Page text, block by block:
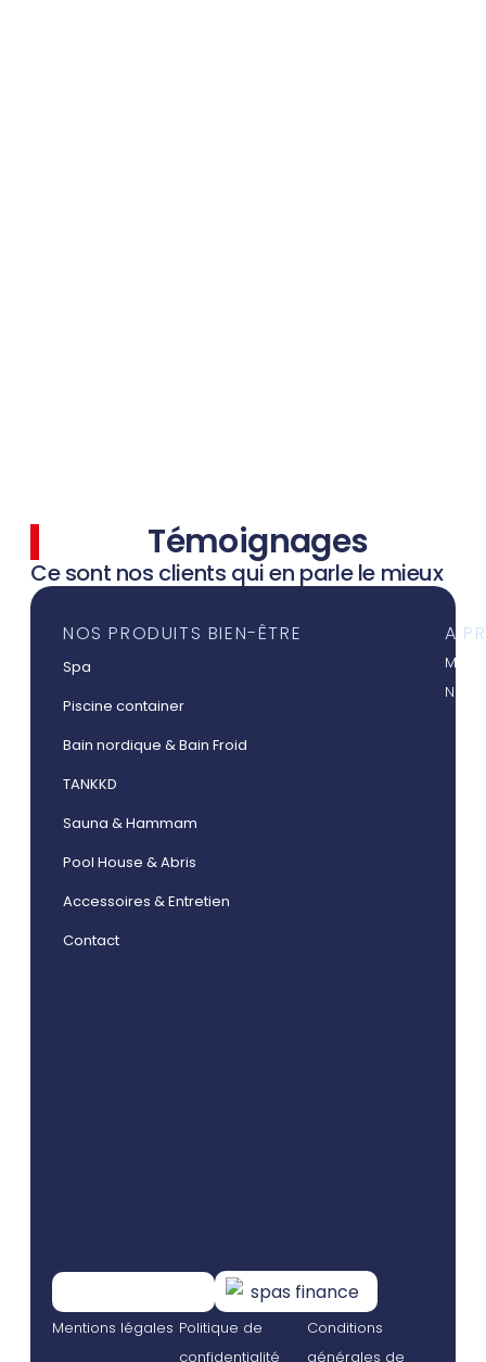
Témoignages
Ce sont nos clients qui en parle le mieux
NOS PRODUITS BIEN-ÊTRE
Spa
Piscine container
Bain nordique & Bain Froid
TANKKD
Sauna & Hammam
Pool House & Abris
Accessoires & Entretien
Contact
A
Nos
Mentions légales Politique de
confidentialité
Conditions
générales de